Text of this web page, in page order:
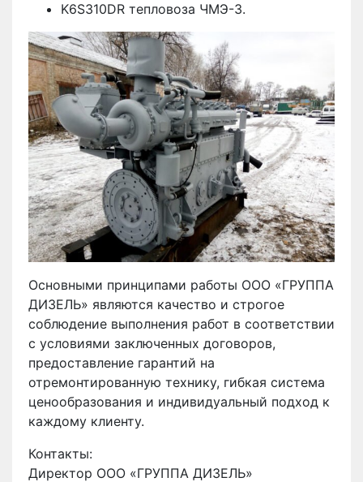
K6S310DR тепловоза ЧМЭ-3.
Основными принципами работы ООО «ГРУППА
ДИЗЕЛЬ» являются качество и строгое
соблюдение выполнения работ в соответствии
с условиями заключенных договоров,
предоставление гарантий на
отремонтированную технику, гибкая система
ценообразования и индивидуальный подход к
каждому клиенту.
Контакты:
Директор ООО «ГРУППА ДИЗЕЛЬ»